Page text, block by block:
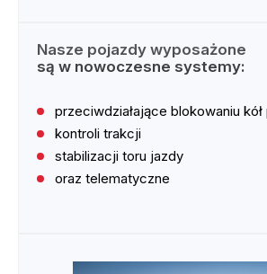
Nasze pojazdy wyposażone
są w nowoczesne systemy:
przeciwdziałające blokowaniu
kontroli trakcji
stabilizacji toru jazdy
oraz telematyczne